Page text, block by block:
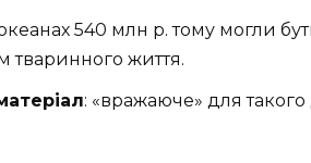
540 млн р. тому могли
тваринного життя.
: «вражаюче» для такого